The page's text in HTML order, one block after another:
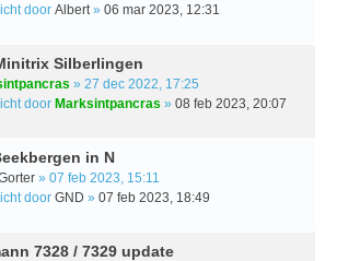
door Albert» 06 mar 2023, 12:31
Silberlingen
» 27 dec 2022, 17:25
door Marksintpancras » 08 feb 2023, 20:07
in N
» 07 feb 2023, 15:11
door GND » 07 feb 2023, 18:49
7328 / 7329 update